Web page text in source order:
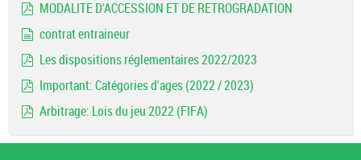
MODALITE D'ACCESSION ET DE RETROGRADATION
contrat entraineur
Les dispositions réglementaires 2022/2023
Important: Catégories d'ages (2022 / 2023)
Arbitrage: Lois du jeu 2022 (FIFA)